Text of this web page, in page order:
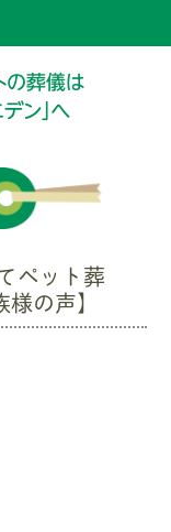
ペット葬
の声】